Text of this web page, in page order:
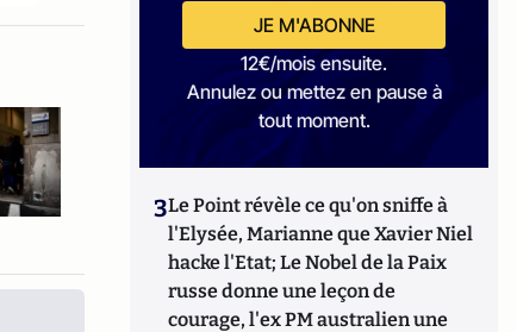
JE M'ABONNE
12€/mois ensuite.
Annulez ou mettez en pause à
tout moment.
3Le Point révèle ce qu'on sniffe à
l'Elysée, Marianne que Xavier Niel
hacke l'Etat; Le Nobel de la Paix
russe donne une leçon de
courage, l'ex PM australien une